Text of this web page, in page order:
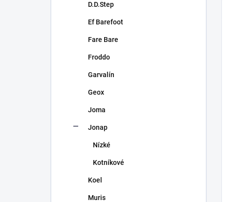
D.D.Step
Ef Barefoot
Fare Bare
Froddo
Garvalín
Geox
Joma
Jonap
Nízké
Kotníkové
Koel
Muris